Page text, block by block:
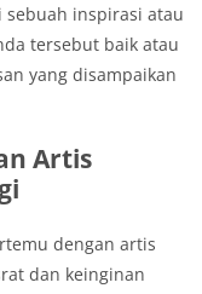
inspirasi atau
tersebut baik atau
yang disampaikan
Artis
dengan artis
dan keinginan